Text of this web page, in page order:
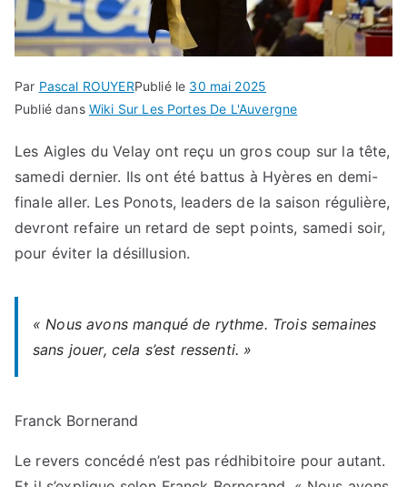
Par Pascal ROUYERPublié le 30 mai 2025
Publié dans Wiki Sur Les Portes De L'Auvergne
Les Aigles du Velay ont reçu un gros coup sur la tête,
samedi dernier. Ils ont été battus à Hyères en demi-
finale aller. Les Ponots, leaders de la saison régulière,
devront refaire un retard de sept points, samedi soir,
pour éviter la désillusion.
« Nous avons manqué de rythme. Trois semaines
sans jouer, cela s’est ressenti. »
Franck Bornerand
Le revers concédé n’est pas rédhibitoire pour autant.